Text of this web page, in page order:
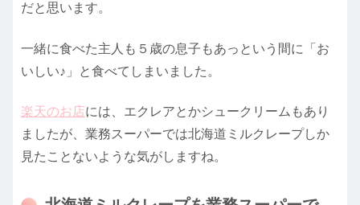
だと思います。
一緒に食べた主人も５歳の息子もあっという間に「お
いしい♪」と食べてしまいました。
楽天のお店には、エクレアとかシュークリームもあり
ましたが、業務スーパーでは北海道ミルクレープしか
見たことないような気がしますね。